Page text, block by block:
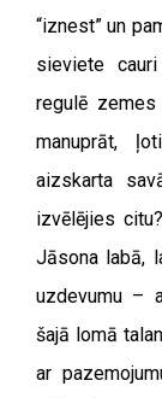
“iznest” un
sieviete
regulē
manuprāt,
aizskarta
izvēlējies
Jāsona labā,
uzdevumu –
šajā lomā
ar